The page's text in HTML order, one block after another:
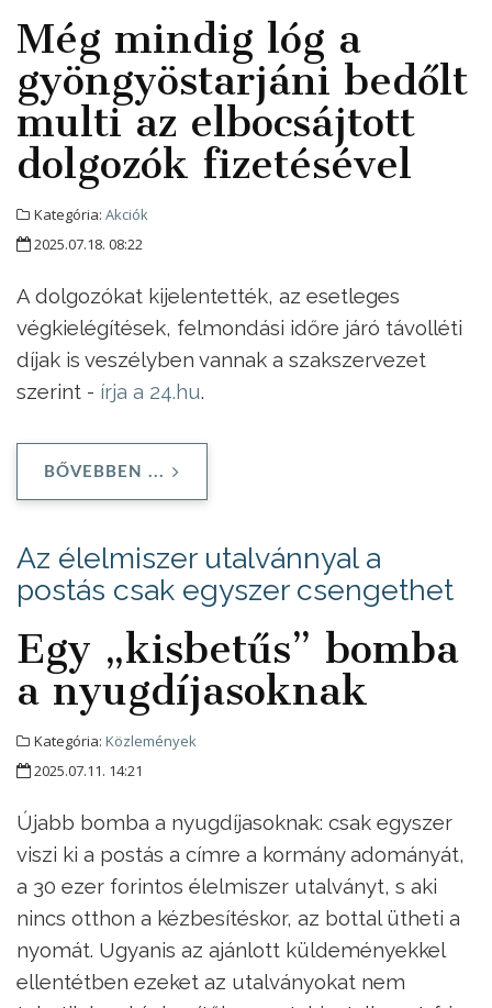
Még mindig lóg a
gyöngyöstarjáni bedőlt
multi az elbocsájtott
dolgozók fizetésével
Kategória: Akciók
2025.07.18. 08:22
A dolgozókat kijelentették, az esetleges
végkielégítések, felmondási időre járó távolléti
díjak is veszélyben vannak a szakszervezet
szerint - írja a 24.hu.
BŐVEBBEN ...
Az élelmiszer utalvánnyal a
postás csak egyszer csengethet
Egy „kisbetűs” bomba
a nyugdíjasoknak
Kategória: Közlemények
2025.07.11. 14:21
Újabb bomba a nyugdíjasoknak: csak egyszer
viszi ki a postás a címre a kormány adományát,
a 30 ezer forintos élelmiszer utalványt, s aki
nincs otthon a kézbesítéskor, az bottal ütheti a
nyomát. Ugyanis az ajánlott küldeményekkel
ellentétben ezeket az utalványokat nem